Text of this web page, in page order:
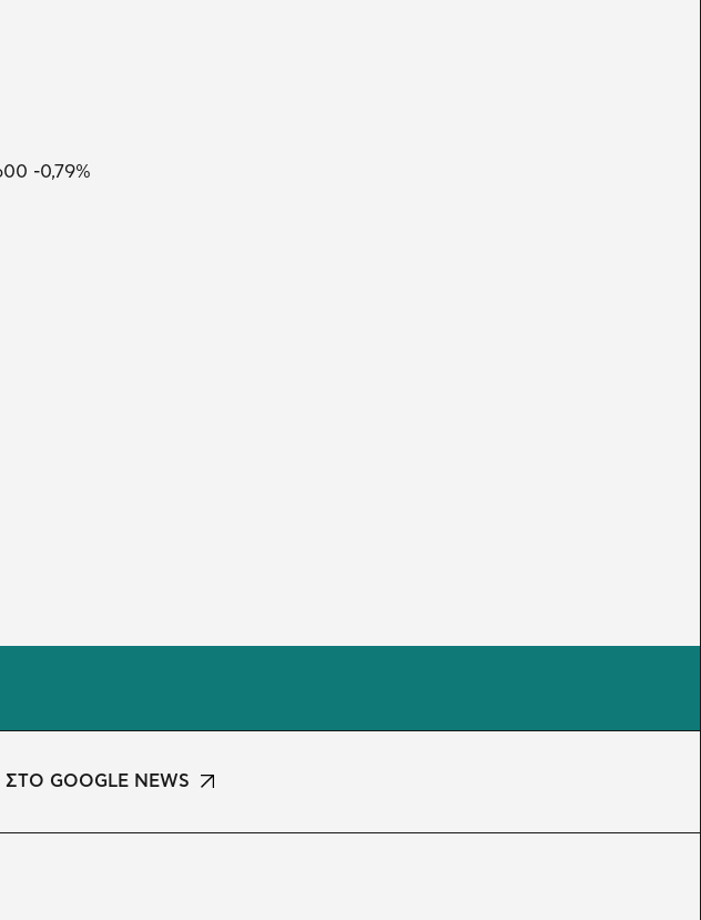
-0,79%
GOOGLE NEWS